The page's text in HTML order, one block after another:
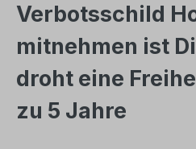
Verbotsschild
mitnehmen ist
droht eine
zu 5 Jahre